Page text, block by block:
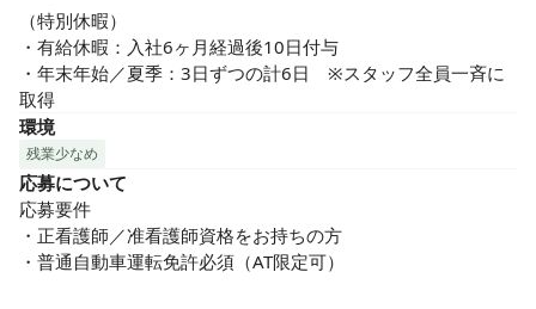
（特別休暇）
・有給休暇：入社6ヶ月経過後10日付与
・年末年始／夏季：3日ずつの計6日　※スタッフ全員一斉に
取得
環境
残業少なめ
応募について
応募要件
・正看護師／准看護師資格をお持ちの方
・普通自動車運転免許必須（AT限定可）